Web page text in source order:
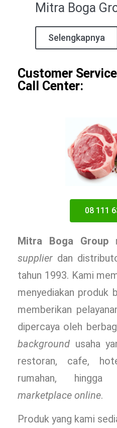
Mitra Boga
Selengkapnya
Customer
Call Center:
08 111
Mitra Boga Group
supplier dan
tahun 1993. Kami
menyediakan produk
memberikan
dipercaya oleh
background usaha
restoran, cafe,
rumahan, hingga
marketplace online.
Produk yang kami